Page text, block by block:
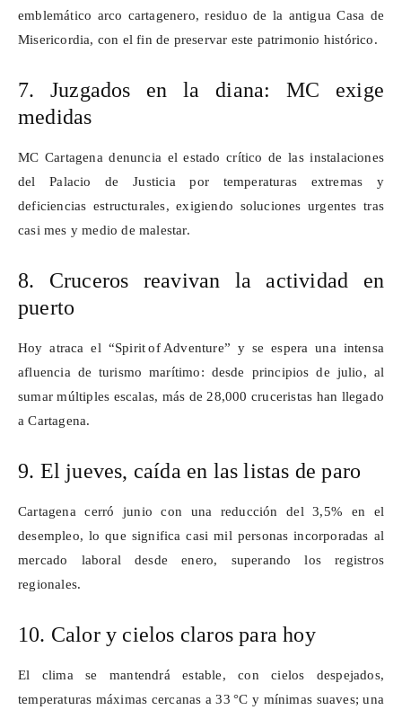
emblemático arco cartagenero, residuo de la antigua Casa de
Misericordia, con el fin de preservar este patrimonio histórico.
7. Juzgados en la diana: MC exige
medidas
MC Cartagena denuncia el estado crítico de las instalaciones
del Palacio de Justicia por temperaturas extremas y
deficiencias estructurales, exigiendo soluciones urgentes tras
casi mes y medio de malestar.
8. Cruceros reavivan la actividad en
puerto
Hoy atraca el “Spirit of Adventure” y se espera una intensa
afluencia de turismo marítimo: desde principios de julio, al
sumar múltiples escalas, más de 28,000 cruceristas han llegado
a Cartagena.
9. El jueves, caída en las listas de paro
Cartagena cerró junio con una reducción del 3,5% en el
desempleo, lo que significa casi mil personas incorporadas al
mercado laboral desde enero, superando los registros
regionales.
10. Calor y cielos claros para hoy
El clima se mantendrá estable, con cielos despejados,
temperaturas máximas cercanas a 33 °C y mínimas suaves; una